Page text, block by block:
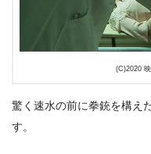
(C)2020
驚く速水の前に拳銃を構え
す。